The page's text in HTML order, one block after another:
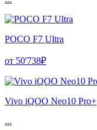
POCO F7 Ultra
от 50'738₽
Vivo iQOO Neo10 Pro+
...